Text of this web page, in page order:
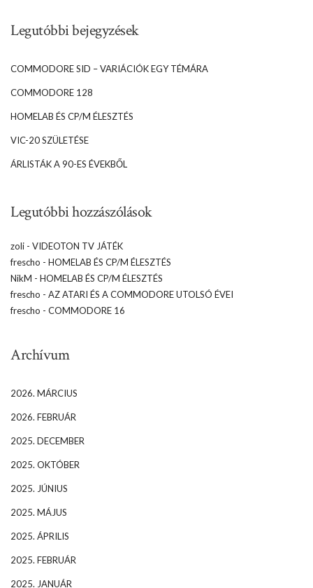
Legutóbbi bejegyzések
COMMODORE SID – VARIÁCIÓK EGY TÉMÁRA
COMMODORE 128
HOMELAB ÉS CP/M ÉLESZTÉS
VIC-20 SZÜLETÉSE
ÁRLISTÁK A 90-ES ÉVEKBŐL
Legutóbbi hozzászólások
zoli - VIDEOTON TV JÁTÉK
frescho - HOMELAB ÉS CP/M ÉLESZTÉS
NikM - HOMELAB ÉS CP/M ÉLESZTÉS
frescho - AZ ATARI ÉS A COMMODORE UTOLSÓ ÉVEI
frescho - COMMODORE 16
Archívum
2026. MÁRCIUS
2026. FEBRUÁR
2025. DECEMBER
2025. OKTÓBER
2025. JÚNIUS
2025. MÁJUS
2025. ÁPRILIS
2025. FEBRUÁR
2025. JANUÁR